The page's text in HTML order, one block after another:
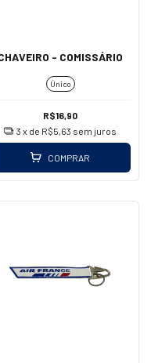
- COMISSÁRIO
Único
R$16,90
3 x de R$5,63 sem juros
COMPRAR